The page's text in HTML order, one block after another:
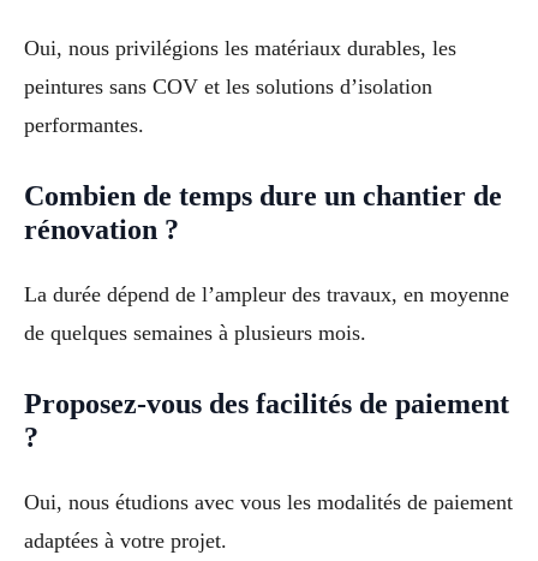
Oui, nous privilégions les matériaux durables, les
peintures sans COV et les solutions d’isolation
performantes.
Combien de temps dure un chantier de
rénovation ?
La durée dépend de l’ampleur des travaux, en moyenne
de quelques semaines à plusieurs mois.
Proposez-vous des facilités de paiement
?
Oui, nous étudions avec vous les modalités de paiement
adaptées à votre projet.